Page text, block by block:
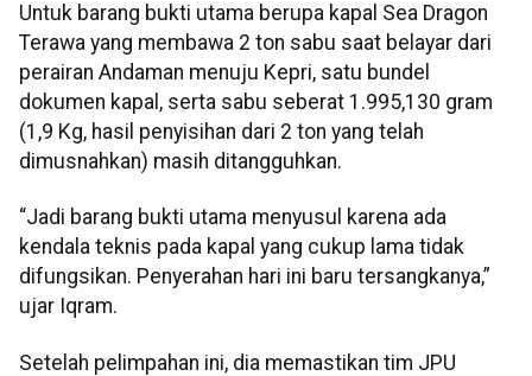
Untuk barang bukti utama berupa kapal Sea Dragon
Terawa yang membawa 2 ton sabu saat belayar dari
perairan Andaman menuju Kepri, satu bundel
dokumen kapal, serta sabu seberat 1.995,130 gram
(1,9 Kg, hasil penyisihan dari 2 ton yang telah
dimusnahkan) masih ditangguhkan.
“Jadi barang bukti utama menyusul karena ada
kendala teknis pada kapal yang cukup lama tidak
difungsikan. Penyerahan hari ini baru tersangkanya,”
ujar Iqram.
Setelah pelimpahan ini, dia memastikan tim JPU